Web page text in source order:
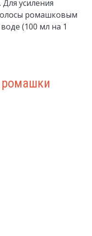
усиления
ромашковым
(100 мл на 1
ромашки